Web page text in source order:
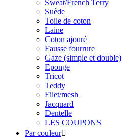
Sweat/French Terry
Suède
Toile de coton
Laine
Coton ajouré
Fausse fourrure
Gaze (simple et double)
Eponge
Tricot
Teddy
Filet/mesh
Jacquard
Dentelle
LES COUPONS
Par couleur